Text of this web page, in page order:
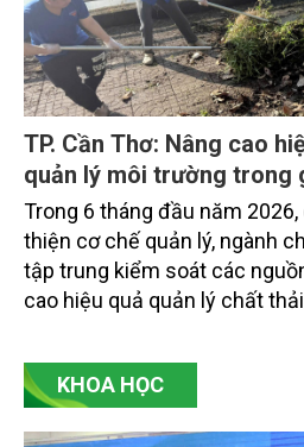
TP. Cần Thơ: Nâng cao
quản lý môi trường trong
Trong 6 tháng đầu năm
thiện cơ chế quản lý, ngành
tập trung kiểm soát các
cao hiệu quả quản lý chất
luật về môi trường tạo nền
triển kinh tế - xã hội bền vững.
KHOA HỌC